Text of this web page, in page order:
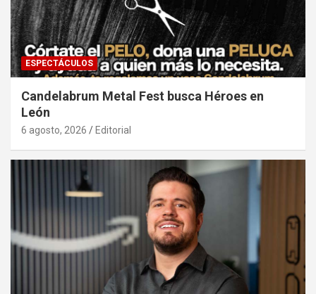
ESPECTÁCULOS
Candelabrum Metal Fest busca Héroes en
León
6 agosto, 2026 Editorial